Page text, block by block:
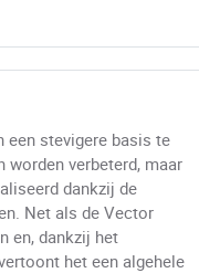
een stevigere basis te
verbeterd, maar
dankzij de
Net als de Vector
en, dankzij het
het een algehele